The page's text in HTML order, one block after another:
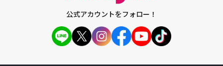
公式アカウントをフォロー！